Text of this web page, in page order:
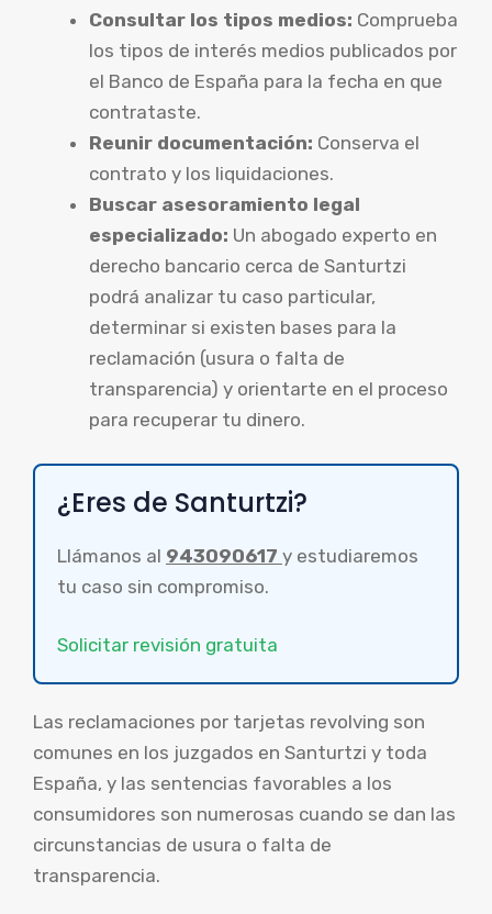
Consultar los tipos medios: Comprueba
los tipos de interés medios publicados por
el Banco de España para la fecha en que
contrataste.
Reunir documentación: Conserva el
contrato y los liquidaciones.
Buscar asesoramiento legal
especializado: Un abogado experto en
derecho bancario cerca de Santurtzi
podrá analizar tu caso particular,
determinar si existen bases para la
reclamación (usura o falta de
transparencia) y orientarte en el proceso
para recuperar tu dinero.
¿Eres de Santurtzi?
Llámanos al 943090617 y estudiaremos
tu caso sin compromiso.
Solicitar revisión gratuita
Las reclamaciones por tarjetas revolving son
comunes en los juzgados en Santurtzi y toda
España, y las sentencias favorables a los
consumidores son numerosas cuando se dan las
circunstancias de usura o falta de
transparencia.